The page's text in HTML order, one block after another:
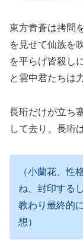
東方青蒼は拷問
を見せて仙族を
を平らげ皆殺し
と雲中君たちは
長珩だけが立ち
して去り、長珩
（小蘭花、性
ね、封印する
教わり最終的
想）